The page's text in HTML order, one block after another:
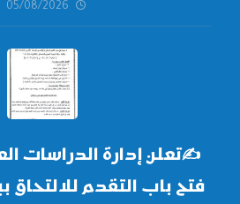
05/08/2026
✍تعلن إدارة الدراسات
فتح باب التقدم للالتحاق